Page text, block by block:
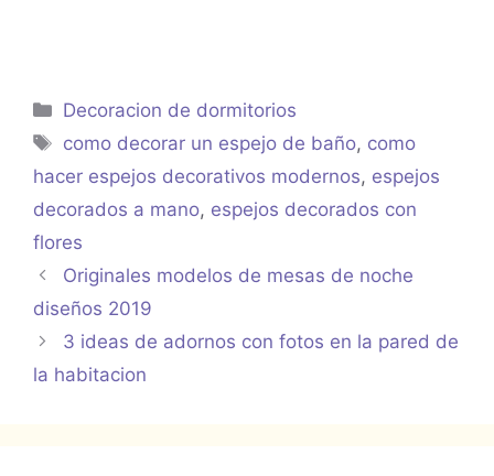
Categorías
Decoracion de dormitorios
Etiquetas
como decorar un espejo de baño, como
hacer espejos decorativos modernos, espejos
decorados a mano, espejos decorados con
flores
Originales modelos de mesas de noche
diseños 2019
3 ideas de adornos con fotos en la pared de
la habitacion